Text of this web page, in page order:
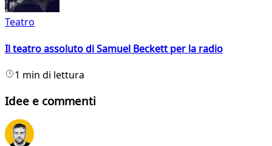
Teatro
Il teatro assoluto di Samuel Beckett per la radio
1 min di lettura
Idee e commenti